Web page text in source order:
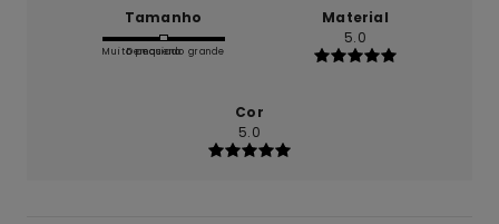
Tamanho
Muito pequeno
Demasiado grande
Material
5.0
Cor
5.0